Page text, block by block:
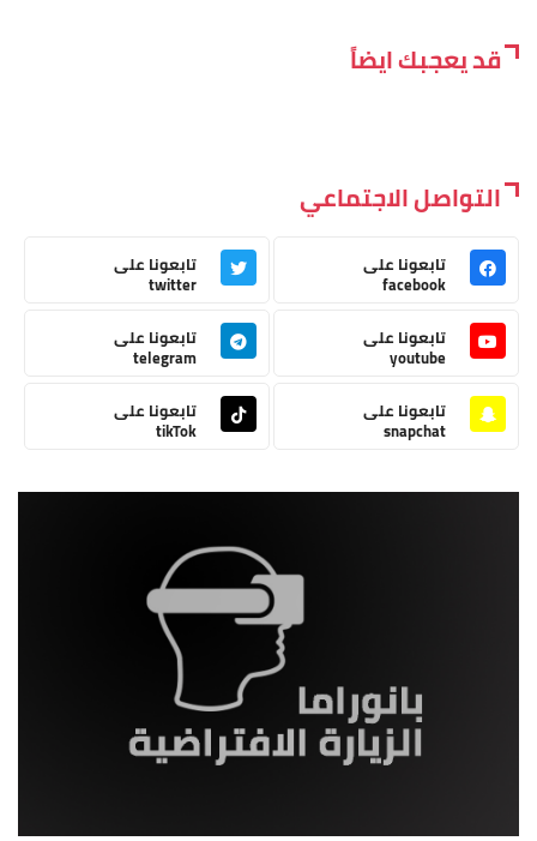
قد يعجبك ايضاً
التواصل الاجتماعي
تابعونا على
facebook
تابعونا على
twitter
تابعونا على
youtube
تابعونا على
telegram
تابعونا على
snapchat
تابعونا على
tikTok